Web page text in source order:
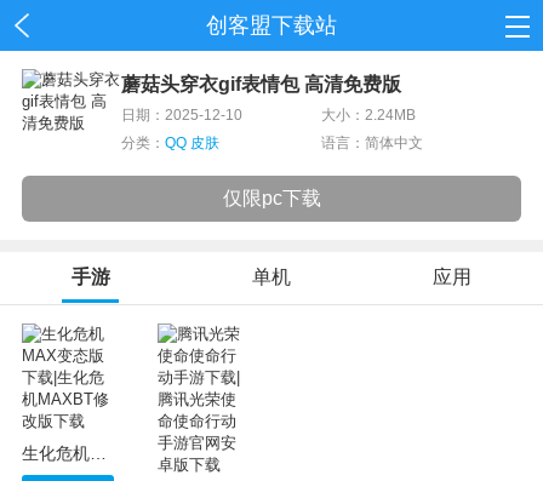
创客盟下载站
资讯
蘑菇头穿衣gif表情包 高清免费版
日期：2025-12-10
大小：2.24MB
分类： QQ 皮肤 语言：简体中文
仅限pc下载
手游 单机 应用
生化危机MAX变态版下载|生化危机MAXBT修改版下载